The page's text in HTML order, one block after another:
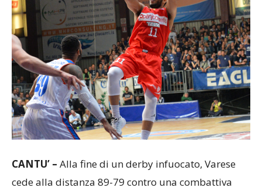
CANTU’ – Alla fine di un derby infuocato, Varese
cede alla distanza 89-79 contro una combattiva